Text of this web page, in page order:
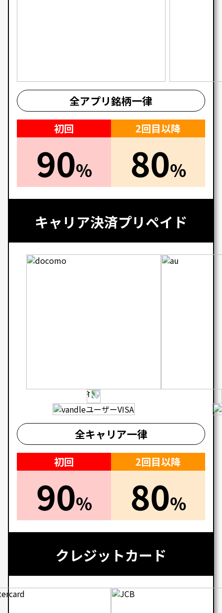
全アプリ銘柄一律
初回
90%
2回目以降
80%
キャリア決済プリペイド
全キャリア一律
初回
90%
2回目以降
80%
クレジットカード